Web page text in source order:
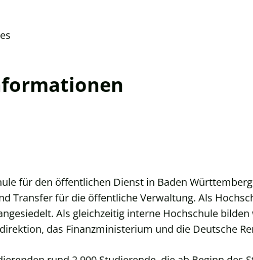
für den öffentlichen Dienst in Baden
Transfer für die öffentliche Verwaltung. Als
Als gleichzeitig interne Hochschule
das Finanzministerium und die Deutsche